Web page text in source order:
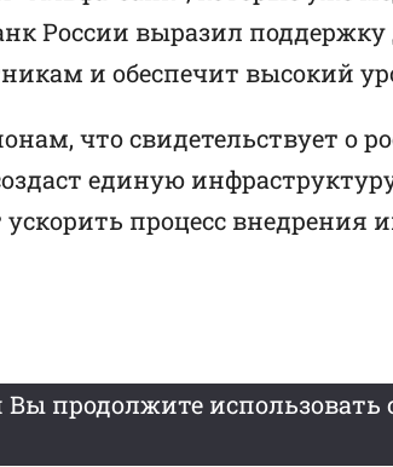
России выразил
и обеспечит высокий
что свидетельствует о
единую
процесс внедрения
продолжите использовать